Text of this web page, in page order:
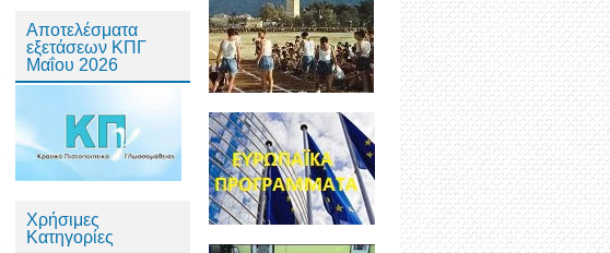
Αποτελέσματα
εξετάσεων ΚΠΓ
Μαΐου 2026
Χρήσιμες
Κατηγορίες